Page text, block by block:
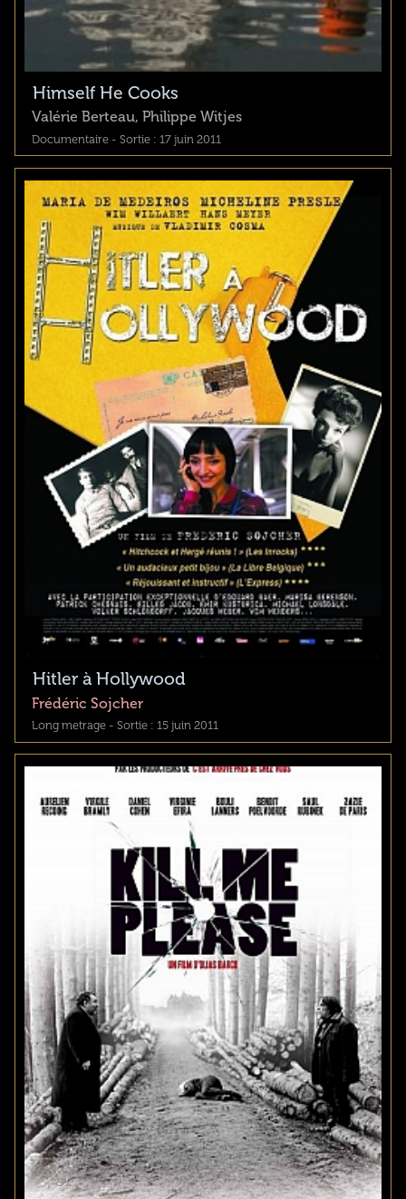
Himself He Cooks
Valérie Berteau, Philippe Witjes
Documentaire - Sortie : 17 juin 2011
Hitler à Hollywood
Frédéric Sojcher
Long metrage - Sortie : 15 juin 2011